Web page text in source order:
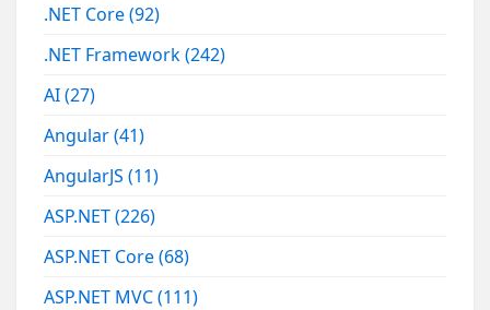
.NET Core(92)
.NET Framework(242)
AI(27)
Angular(41)
AngularJS(11)
ASP.NET(226)
ASP.NET Core(68)
ASP.NET MVC(111)